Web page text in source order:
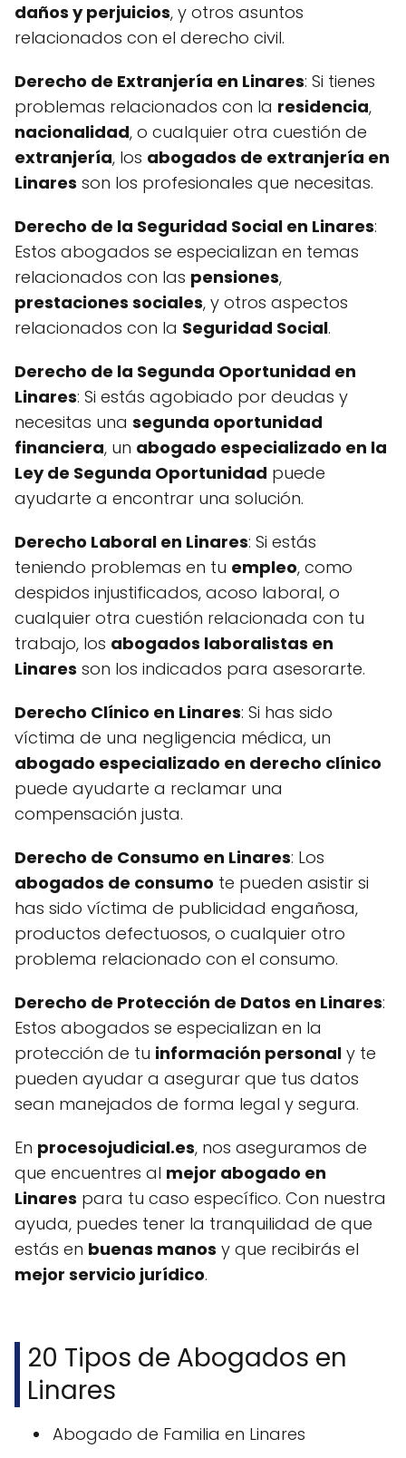
daños y perjuicios, y otros asuntos
relacionados con el derecho civil.
Derecho de Extranjería en Linares: Si tienes
problemas relacionados con la residencia,
nacionalidad, o cualquier otra cuestión de
extranjería, los abogados de extranjería en
Linares son los profesionales que necesitas.
Derecho de la Seguridad Social en Linares:
Estos abogados se especializan en temas
relacionados con las pensiones,
prestaciones sociales, y otros aspectos
relacionados con la Seguridad Social.
Derecho de la Segunda Oportunidad en
Linares: Si estás agobiado por deudas y
necesitas una segunda oportunidad
financiera, un abogado especializado en la
Ley de Segunda Oportunidad puede
ayudarte a encontrar una solución.
Derecho Laboral en Linares: Si estás
teniendo problemas en tu empleo, como
despidos injustificados, acoso laboral, o
cualquier otra cuestión relacionada con tu
trabajo, los abogados laboralistas en
Linares son los indicados para asesorarte.
Derecho Clínico en Linares: Si has sido
víctima de una negligencia médica, un
abogado especializado en derecho clínico
puede ayudarte a reclamar una
compensación justa.
Derecho de Consumo en Linares: Los
abogados de consumo te pueden asistir si
has sido víctima de publicidad engañosa,
productos defectuosos, o cualquier otro
problema relacionado con el consumo.
Derecho de Protección de Datos en Linares:
Estos abogados se especializan en la
protección de tu información personal y te
pueden ayudar a asegurar que tus datos
sean manejados de forma legal y segura.
En procesojudicial.es, nos aseguramos de
que encuentres al mejor abogado en
Linares para tu caso específico. Con nuestra
ayuda, puedes tener la tranquilidad de que
estás en buenas manos y que recibirás el
mejor servicio jurídico.
20 Tipos de Abogados en
Linares
Abogado de Familia en Linares